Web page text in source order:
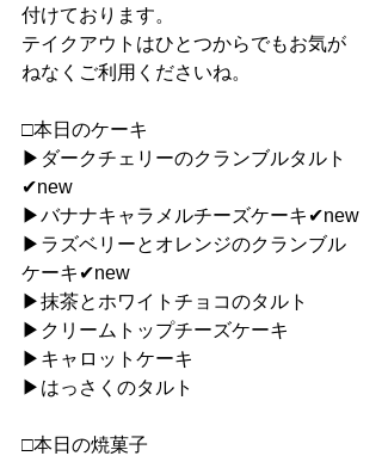
付けております。
テイクアウトはひとつからでもお気が
ねなくご利用くださいね。
□本日のケーキ
▶︎ダークチェリーのクランブルタルト
✔︎new
▶︎バナナキャラメルチーズケーキ✔︎new
▶︎ラズベリーとオレンジのクランブル
ケーキ✔︎new
▶︎抹茶とホワイトチョコのタルト
▶︎クリームトップチーズケーキ
▶︎キャロットケーキ
▶︎はっさくのタルト
□本日の焼菓子